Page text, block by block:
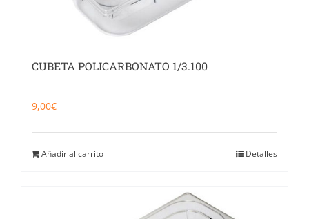
CUBETA POLICARBONATO 1/3.100
9,00€
Añadir al carrito Detalles